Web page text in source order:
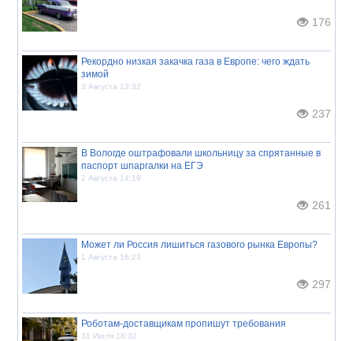
176
Рекордно низкая закачка газа в Европе: чего ждать
зимой
3 Августа 13:32
237
В Вологде оштрафовали школьницу за спрятанные в
паспорт шпаргалки на ЕГЭ
2 Августа 14:19
261
Может ли Россия лишиться газового рынка Европы?
1 Августа 16:23
297
Роботам-доставщикам пропишут требования
31 Июля 18:32